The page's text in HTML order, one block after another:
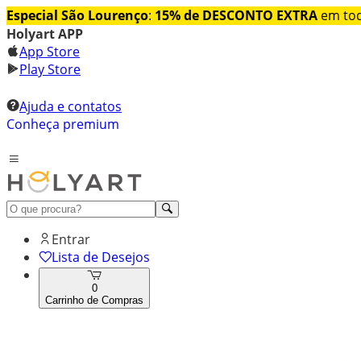
Especial São Lourenço: 15% de DESCONTO EXTRA em
Holyart APP
App Store
Play Store
Ajuda e contatos
Conheça premium
Entrar
Lista de Desejos
0
Carrinho de Compras